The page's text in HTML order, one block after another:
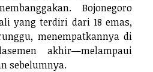
Bojonegoro
yang terdiri dari 18 emas,
menempatkannya di
akhir—melampaui
sebelumnya.